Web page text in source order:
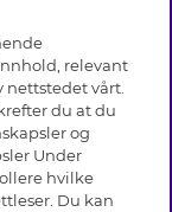
relevant
nettstedet vårt.
du at du
og
Under
hvilke
Du kan